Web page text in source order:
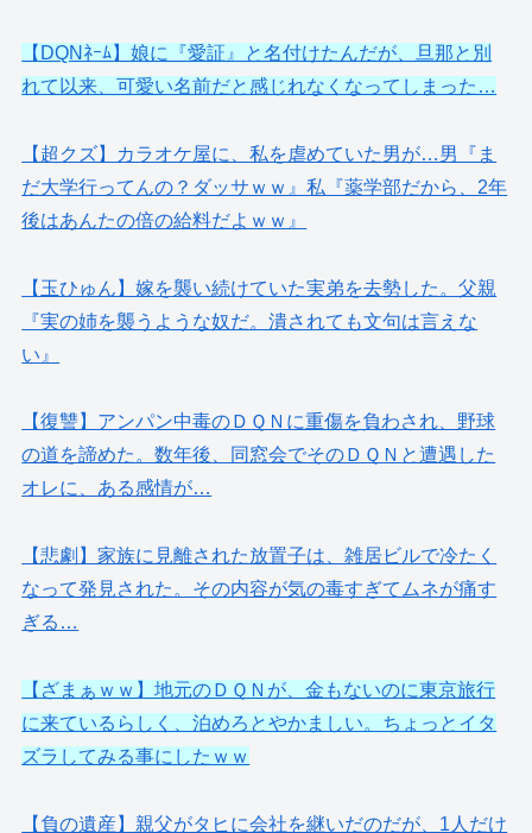
【DQNﾈｰﾑ】娘に『愛証』と名付けたんだが、旦那と別
れて以来、可愛い名前だと感じれなくなってしまった…
【超クズ】カラオケ屋に、私を虐めていた男が…男『ま
だ大学行ってんの？ダッサｗｗ』私『薬学部だから、2年
後はあんたの倍の給料だよｗｗ』
【玉ひゅん】嫁を襲い続けていた実弟を去勢した。父親
『実の姉を襲うような奴だ。潰されても文句は言えな
い』
【復讐】アンパン中毒のＤＱＮに重傷を負わされ、野球
の道を諦めた。数年後、同窓会でそのＤＱＮと遭遇した
オレに、ある感情が…
【悲劇】家族に見離された放置子は、雑居ビルで冷たく
なって発見された。その内容が気の毒すぎてムネが痛す
ぎる…
【ざまぁｗｗ】地元のＤＱＮが、金もないのに東京旅行
に来ているらしく、泊めろとやかましい。ちょっとイタ
ズラしてみる事にしたｗｗ
【負の遺産】親父がタヒに会社を継いだのだが、1人だけ